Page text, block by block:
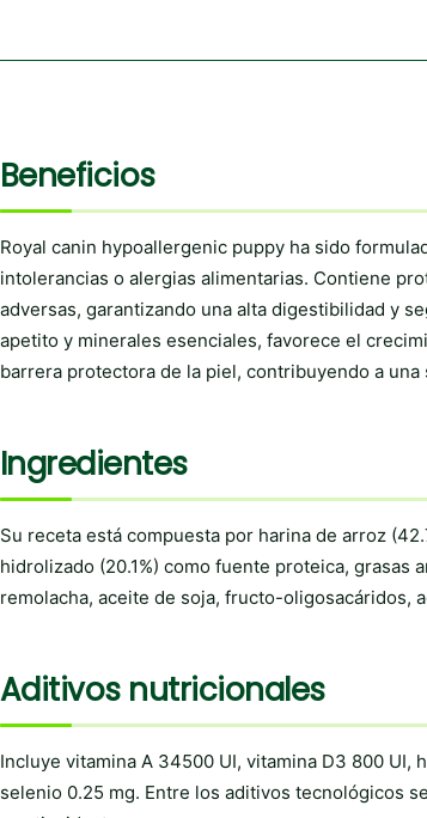
Beneficios
Royal canin hypoallergenic puppy ha sido
intolerancias o alergias alimentarias. Contiene
adversas, garantizando una alta digestibilidad y
apetito y minerales esenciales, favorece el
barrera protectora de la piel, contribuyendo a una
Ingredientes
Su receta está compuesta por harina de arroz
hidrolizado (20.1%) como fuente proteica, grasas
remolacha, aceite de soja, fructo-oligosacáridos,
Aditivos nutricionales
Incluye vitamina A 34500 UI, vitamina D3 800 UI,
selenio 0.25 mg. Entre los aditivos tecnológicos